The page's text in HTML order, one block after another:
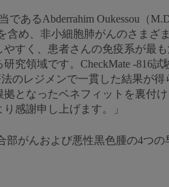
あるAbderrahim Oukessou（
含め、非小細胞肺がんのさまざ
すく、患者さんの免疫系が最
究領域です。CheckMate -816試
のレジメンで一貫した結果が得
となったベネフィットを裏付
感謝申し上げます。」
がんおよび悪性黒色腫の4つの